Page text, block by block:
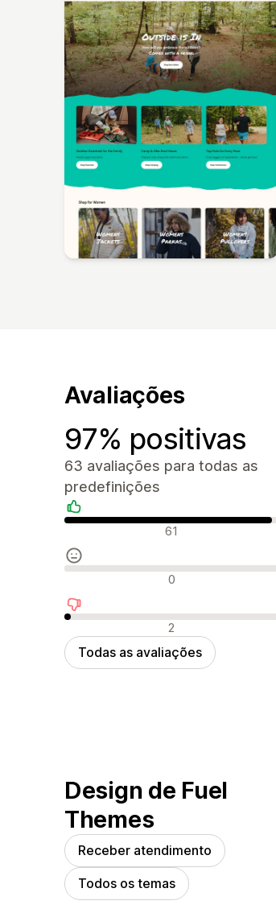
Avaliações
97% positivas
63 avaliações para todas as
predefinições
Avaliações positivas
61
Avaliações neutras
0
Avaliações negativas
2
Todas as avaliações
Design de Fuel
Themes
Receber atendimento
Todos os temas